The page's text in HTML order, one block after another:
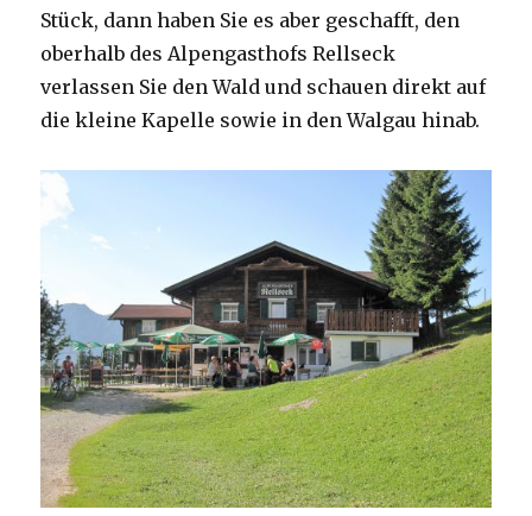
Stück, dann haben Sie es aber geschafft, den
oberhalb des Alpengasthofs Rellseck
verlassen Sie den Wald und schauen direkt auf
die kleine Kapelle sowie in den Walgau hinab.